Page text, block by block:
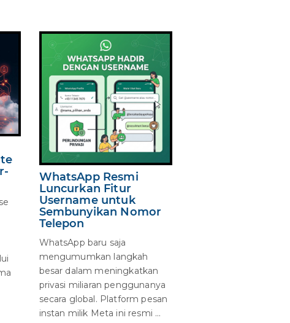
WhatsApp Resmi
Luncurkan Fitur
Username untuk
Sembunyikan Nomor
Telepon
WhatsApp baru saja
mengumumkan langkah
besar dalam meningkatkan
privasi miliaran penggunanya
secara global. Platform pesan
instan milik Meta ini resmi ...